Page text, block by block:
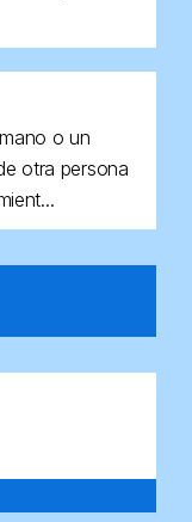
o un
otra persona